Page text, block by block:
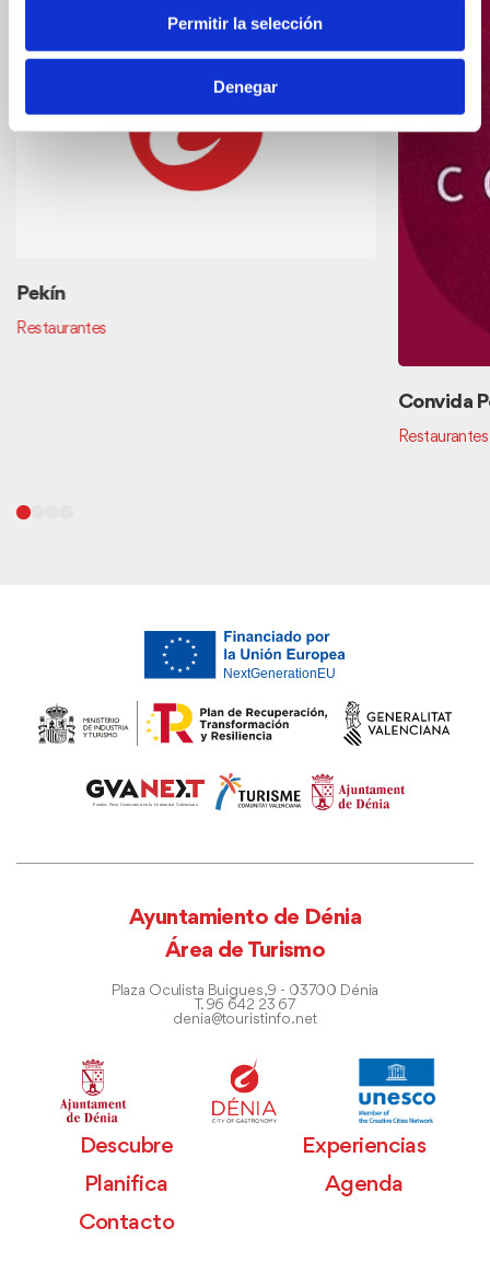
Permitir la selección
Denegar
Pekín
Restaurantes
Convida
Restaurantes
Ayuntamiento de Dénia
Área de Turismo
Plaza Oculista Buigues, 9 - 03700 Dénia
T. 96 642 23 67
denia@touristinfo.net
Descubre
Experiencias
Planifica
Agenda
Contacto